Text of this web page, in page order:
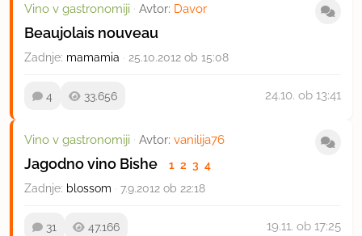
Vino v gastronomiji · Avtor: Davor
Beaujolais nouveau
Zadnje: mamamia · 25.10.2012 ob 15:08
4 33.656 24.10. ob 13:41
Vino v gastronomiji · Avtor: vanilija76
Jagodno vino Bishe 1 2 3 4
Zadnje: blossom · 7.9.2012 ob 22:18
31 47.166 19.11. ob 17:25